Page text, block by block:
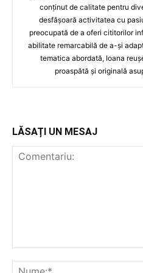
conținut de calitate pentru
desfășoară activitatea cu
preocupată de a oferi cititorilor
abilitate remarcabilă de a-și
tematica abordată, Ioana
proaspătă și originală
LĂSAȚI UN MESAJ